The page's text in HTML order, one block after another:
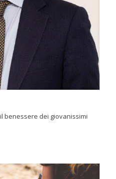
il benessere dei giovanissimi